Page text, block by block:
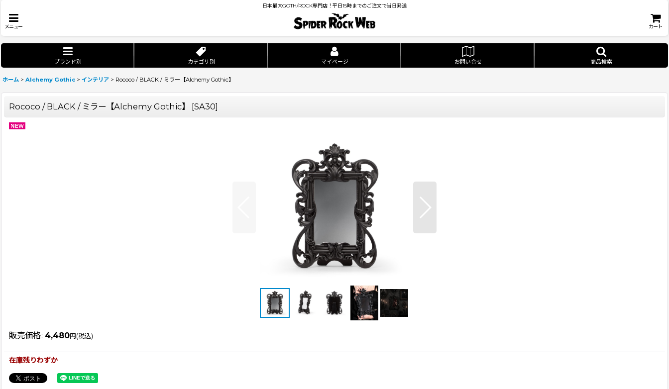
日本最大GOTH/ROCK専門店！平日15時までのご注文で当日発送
メニュー カート
ブランド別 カテゴリ別 マイページ お問い合せ 商品検索
ホーム > Alchemy Gothic > インテリア > Rococo / BLACK / ミラー【Alchemy Gothic】
Rococo / BLACK / ミラー【Alchemy Gothic】 [SA30]
販売価格: 4,480円 (税込)
在庫残りわずか